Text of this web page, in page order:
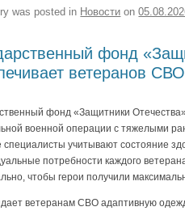
was posted in Новости on
фонд
ветеранов
фонд «Защитники
военной операции с тяжелыми
специалисты учитывают состояние
потребности каждого
чтобы герои получили
ветеранам СВО адаптивную